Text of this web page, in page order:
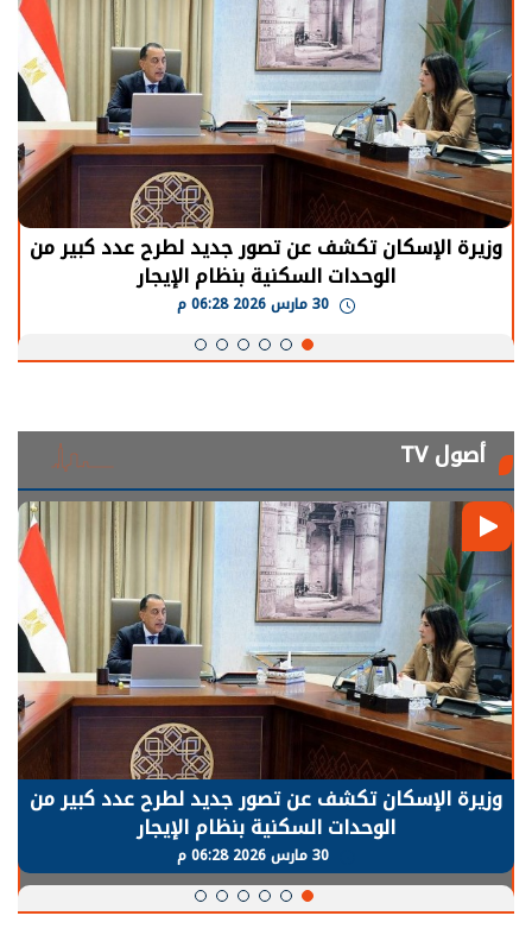
الرئيس السيسي: توقف الأنشطة في قطاع الطاقة
يحتاج إلى سنوات لعودة معدلات الإنتاج الطبيعية
أصول TV
الرئيس السيسي: توقف الأنشطة في قطاع الطاقة
يحتاج إلى سنوات لعودة معدلات الإنتاج الطبيعية